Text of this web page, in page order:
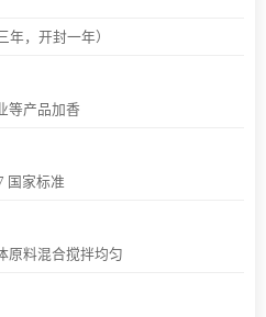
年，开封一年）
等产品加香
国家标准
原料混合搅拌均匀